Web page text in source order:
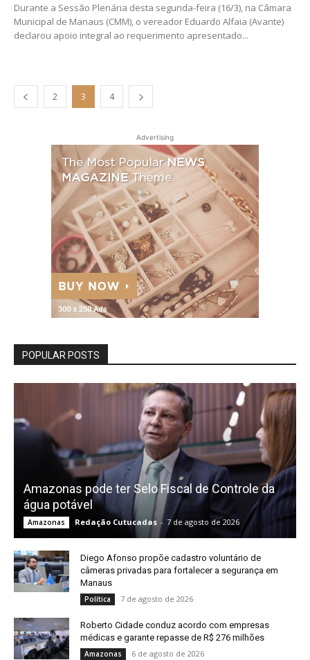
Durante a Sessão Plenária desta segunda-feira (16/3), na Câmara
Municipal de Manaus (CMM), o vereador Eduardo Alfaia (Avante)
declarou apoio integral ao requerimento apresentado...
2 3 4
Advertising
POPULAR POSTS
Amazonas pode ter Selo Fiscal de Controle da
água potável
Amazonas Redação Cutucadas - 7 de agosto de 2026
Diego Afonso propõe cadastro voluntário de
câmeras privadas para fortalecer a segurança em
Manaus
Política 7 de agosto de 2026
Roberto Cidade conduz acordo com empresas
médicas e garante repasse de R$ 276 milhões
Amazonas 6 de agosto de 2026